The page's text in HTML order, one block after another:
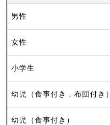
男性
女性
小学生
幼児（食事付き，布団付き）
幼児（食事付き）